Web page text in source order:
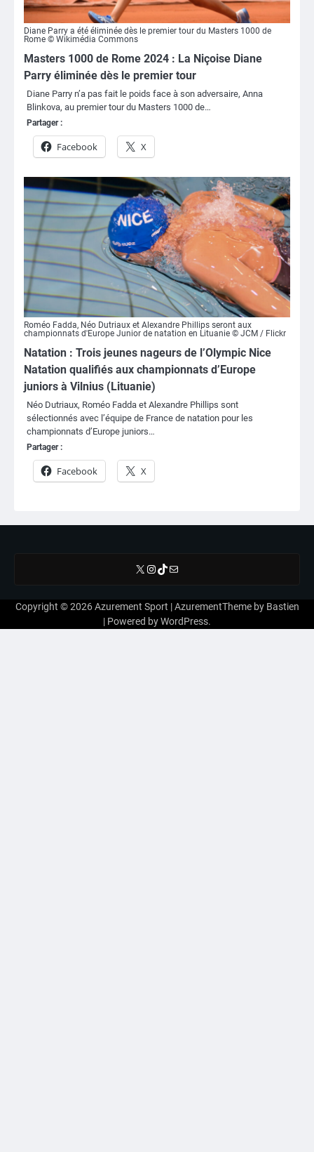
Diane Parry a été éliminée dès le premier tour du Masters 1000 de
Rome © Wikimédia Commons
Masters 1000 de Rome 2024 : La Niçoise Diane
Parry éliminée dès le premier tour
Diane Parry n’a pas fait le poids face à son adversaire, Anna
Blinkova, au premier tour du Masters 1000 de…
Partager :
Facebook X
Roméo Fadda, Néo Dutriaux et Alexandre Phillips seront aux
championnats d'Europe Junior de natation en Lituanie © JCM / Flickr
Natation : Trois jeunes nageurs de l’Olympic Nice
Natation qualifiés aux championnats d’Europe
juniors à Vilnius (Lituanie)
Néo Dutriaux, Roméo Fadda et Alexandre Phillips sont
sélectionnés avec l’équipe de France de natation pour les
championnats d’Europe juniors…
Partager :
Facebook X
X Instagram
TikTok
E-mail
Copyright © 2026Azurement Sport | AzurementTheme by Bastien
| Powered byWordPress.